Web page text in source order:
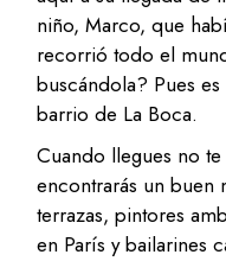
niño, Marco, que
recorrió todo el
buscándola? Pues
barrio de La Boca.
Cuando llegues no
encontrarás un buen
terrazas, pintores
en París y bailarines